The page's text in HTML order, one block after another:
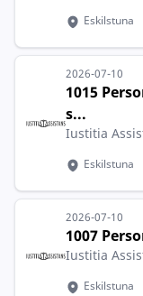
Eskilstuna
2026-07-10
1015
s...
Iustitia
Eskilstuna
2026-07-10
1007
Iustitia
Eskilstuna